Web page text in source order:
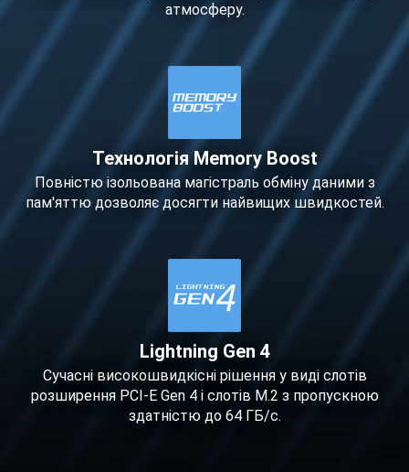
атмосферу.
Технологія Memory Boost
Повністю ізольована магістраль обміну даними з
пам'яттю дозволяє досягти найвищих швидкостей.
Lightning Gen 4
Сучасні високошвидкісні рішення у виді слотів
розширення PCI-E Gen 4 і слотів M.2 з пропускною
здатністю до 64 ГБ/с.